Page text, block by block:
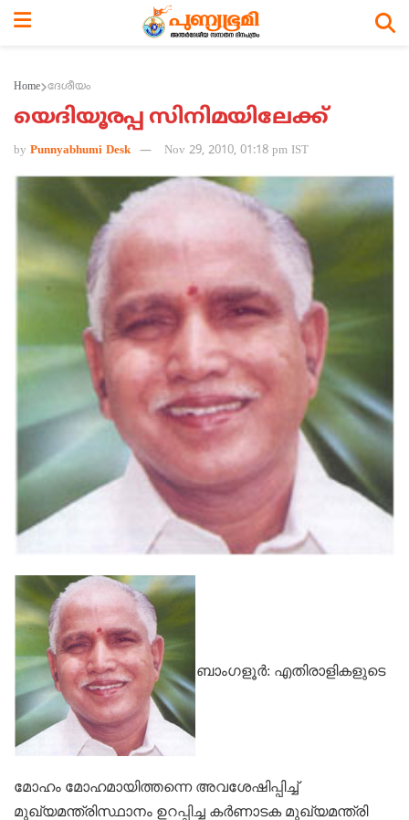
Home ദേശീയം
യെദിയൂരപ്പ സിനിമയിലേക്ക്‌
by Punnyabhumi Desk Nov 29, 2010, 01:18 pm IST
ബാംഗളൂര്‍: എതിരാളികളുടെ
മോഹം മോഹമായിത്തന്നെ അവശേഷിപ്പിച്ച്‌
മുഖ്യമന്ത്രിസ്ഥാനം ഉറപ്പിച്ച കര്‍ണാടക മുഖ്യമന്ത്രി